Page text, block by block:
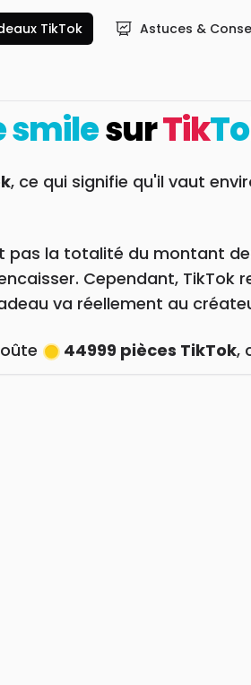
TikTok Astuces &
smilesurTik
, ce qui signifie qu'il vaut
la totalité du montant
Cependant, TikTok
va réellement au
44999 pièces TikTok,